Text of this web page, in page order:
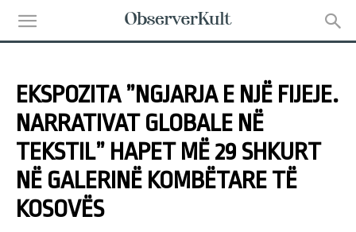
EKSPOZITA ”NGJARJA E NJË FIJEJE.
NARRATIVAT GLOBALE NË
TEKSTIL” HAPET MË 29 SHKURT
NË GALERINË KOMBËTARE TË
KOSOVËS